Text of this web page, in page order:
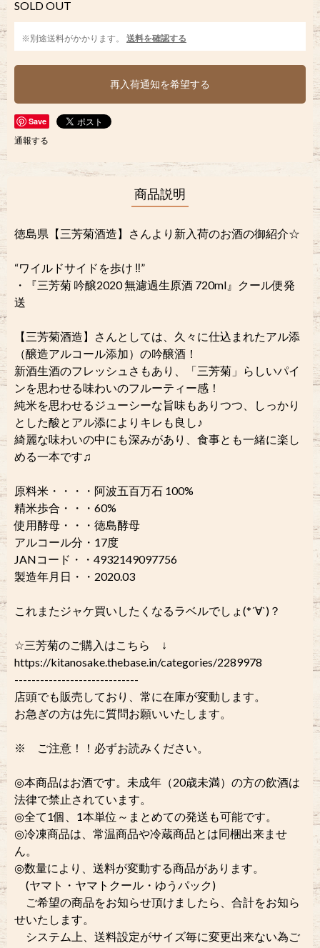
SOLD OUT
※別途送料がかかります。 送料を確認する
再入荷通知を希望する
Save
通報する
商品説明
徳島県【三芳菊酒造】さんより新入荷のお酒の御紹介☆
“ワイルドサイドを歩け ‼︎”
・『三芳菊 吟醸2020 無濾過生原酒 720ml』クール便発
送
【三芳菊酒造】さんとしては、久々に仕込まれたアル添
（醸造アルコール添加）の吟醸酒！
新酒生酒のフレッシュさもあり、「三芳菊」らしいパイ
ンを思わせる味わいのフルーティー感！
純米を思わせるジューシーな旨味もありつつ、しっかり
とした酸とアル添によりキレも良し♪
綺麗な味わいの中にも深みがあり、食事とも一緒に楽し
める一本です♫
原料米・・・・阿波五百万石 100%
精米歩合・・・60%
使用酵母・・・徳島酵母
アルコール分・17度
JANコード・・4932149097756
製造年月日・・2020.03
これまたジャケ買いしたくなるラベルでしょ(*´∀`)？
☆三芳菊のご購入はこちら ↓
https://kitanosake.thebase.in/categories/2289978
-----------------------------
店頭でも販売しており、常に在庫が変動します。
お急ぎの方は先に質問お願いいたします。
※ ご注意！！必ずお読みください。
◎本商品はお酒です。未成年（20歳未満）の方の飲酒は
法律で禁止されています。
◎全て1個、1本単位～まとめての発送も可能です。
◎冷凍商品は、常温商品や冷蔵商品とは同梱出来ませ
ん。
◎数量により、送料が変動する商品があります。
(ヤマト・ヤマトクール・ゆうパック)
ご希望の商品をお知らせ頂けましたら、合計をお知ら
せいたします。
システム上、送料設定がサイズ毎に変更出来ない為ご